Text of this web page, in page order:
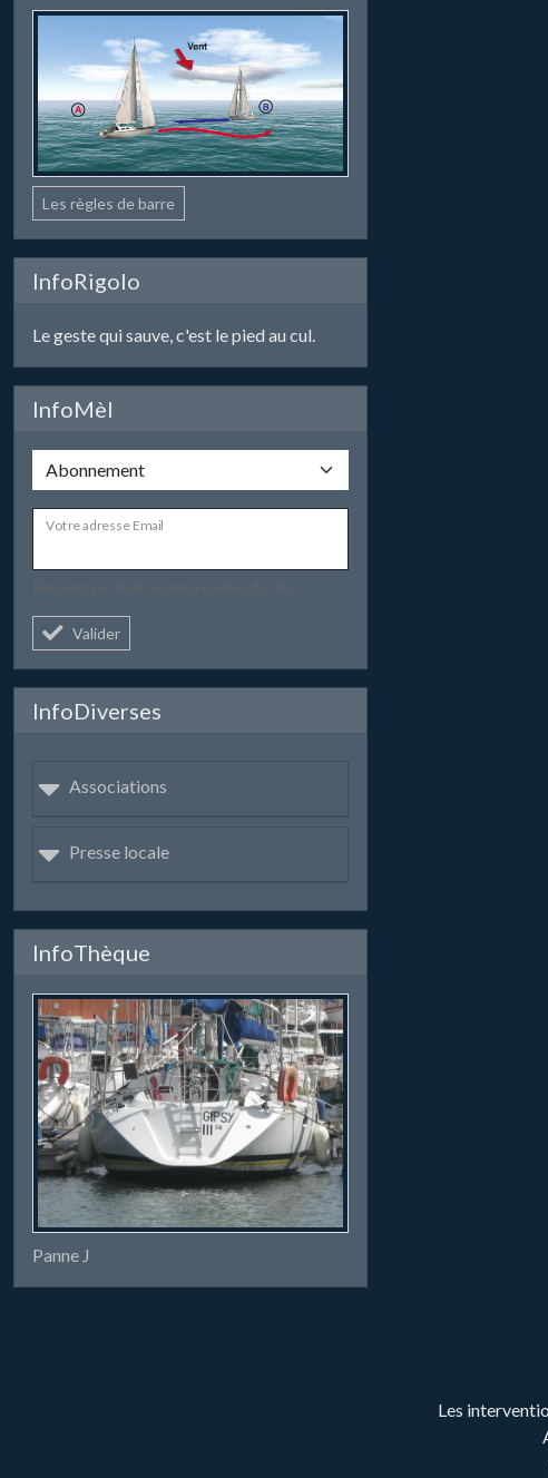
Les règles de barre
InfoRigolo
Le geste qui sauve, c'est le pied au cul.
InfoMèl
Votre adresse Email
Valider
InfoDiverses
Associations
Presse locale
InfoThèque
Panne J
Les